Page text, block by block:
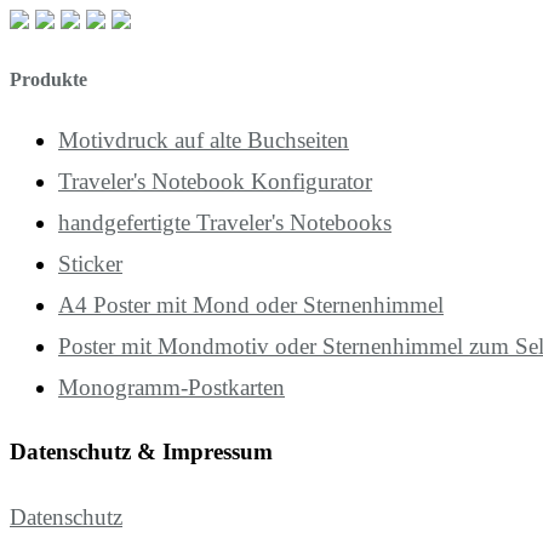
Produkte
Motivdruck auf alte Buchseiten
Traveler's Notebook Konfigurator
handgefertigte Traveler's Notebooks
Sticker
A4 Poster mit Mond oder Sternenhimmel
Poster mit Mondmotiv oder Sternenhimmel zum
Monogramm-Postkarten
Datenschutz & Impressum
Datenschutz